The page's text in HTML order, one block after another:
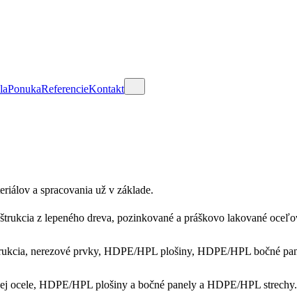
PonukaReferencieKontakt
a spracovania už v základe.
z lepeného dreva, pozinkované a práškovo lakované
nerezové prvky, HDPE/HPL plošiny, HDPE/HPL bočné
ocele, HDPE/HPL plošiny a bočné panely a HDPE/HPL strechy.